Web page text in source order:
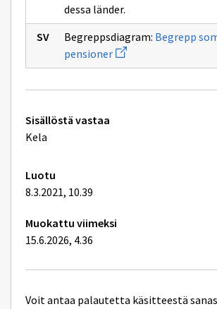
dessa länder.
Begreppsdiagram: Begrepp
pensionerAvaa
uuden
ikkunan
Tekniset
lisätiedot
Sisällöstä vastaa
Kela
Luotu
8.3.2021, 10.39
Muokattu viimeksi
15.6.2026, 4.36
Voit antaa palautetta käsitteestä